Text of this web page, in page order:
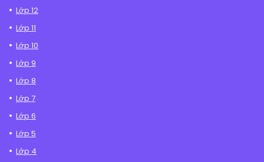
Lớp 12
Lớp 11
Lớp 10
Lớp 9
Lớp 8
Lớp 7
Lớp 6
Lớp 5
Lớp 4